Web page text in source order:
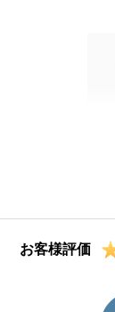
お客様評価